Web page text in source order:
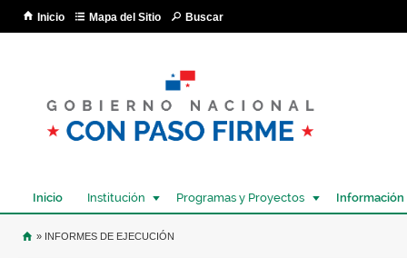
Inicio Mapa del Sitio Buscar
Inicio Institución Programas y Proyectos Información
USTED SE ENCUENTRA AQUÍ
» INFORMES DE EJECUCIÓN